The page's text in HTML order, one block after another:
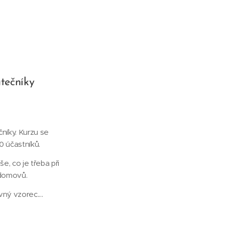
Kurzu se
účastníků.
co je třeba při
vzorec....